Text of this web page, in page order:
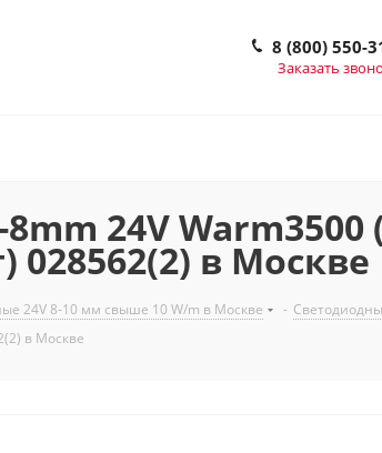
8 (800) 550-
Заказать
24V Warm3500
в Москве
24V 8-10 мм свыше 10 W/m в Москве -
в Москве